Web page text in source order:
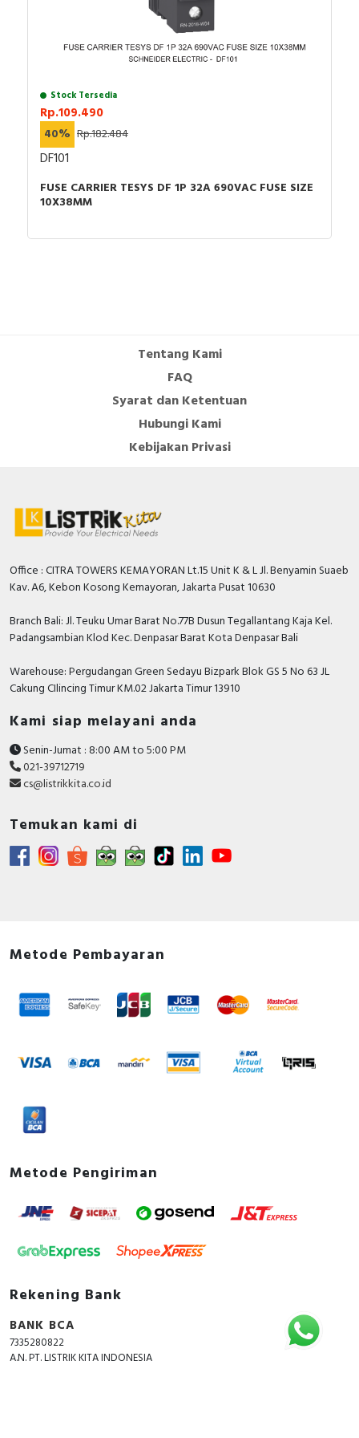
Stock Tersedia
Rp.109.490
40% Rp.182.484
DF101
FUSE CARRIER TESYS DF 1P 32A 690VAC FUSE SIZE
10X38MM
Tentang Kami
FAQ
Syarat dan Ketentuan
Hubungi Kami
Kebijakan Privasi
Office : CITRA TOWERS KEMAYORAN Lt.15 Unit K & L Jl. Benyamin Suaeb
Kav. A6, Kebon Kosong Kemayoran, Jakarta Pusat 10630
Branch Bali: Jl. Teuku Umar Barat No.77B Dusun Tegallantang Kaja Kel.
Padangsambian Klod Kec. Denpasar Barat Kota Denpasar Bali
Warehouse: Pergudangan Green Sedayu Bizpark Blok GS 5 No 63 JL
Cakung CIlincing Timur KM.02 Jakarta Timur 13910
Kami siap melayani anda
Senin-Jumat : 8:00 AM to 5:00 PM
021-39712719
cs@listrikkita.co.id
Temukan kami di
Metode Pembayaran
Metode Pengiriman
Rekening Bank
BANK BCA
7335280822
A.N. PT. LISTRIK KITA INDONESIA